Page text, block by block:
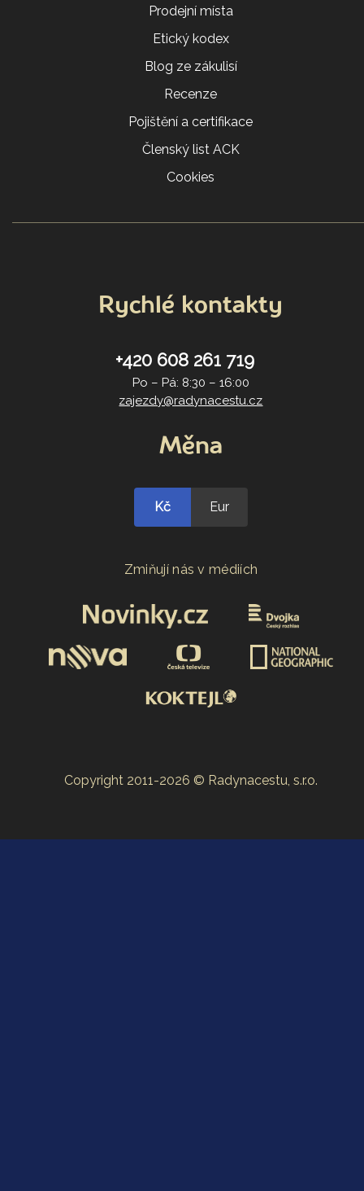
Prodejní místa
Etický kodex
Blog ze zákulisí
Recenze
Pojištění a certifikace
Členský list ACK
Cookies
Rychlé kontakty
+420 608 261 719
Po – Pá: 8:30 – 16:00
zajezdy@radynacestu.cz
Měna
Kč Eur
Zmiňují nás v médiích
Copyright 2011-2026 © Radynacestu, s.r.o.